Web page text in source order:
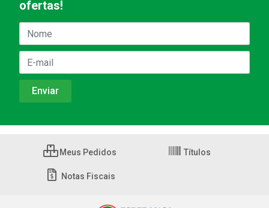
ofertas!
Meus Pedidos Títulos
Notas Fiscais